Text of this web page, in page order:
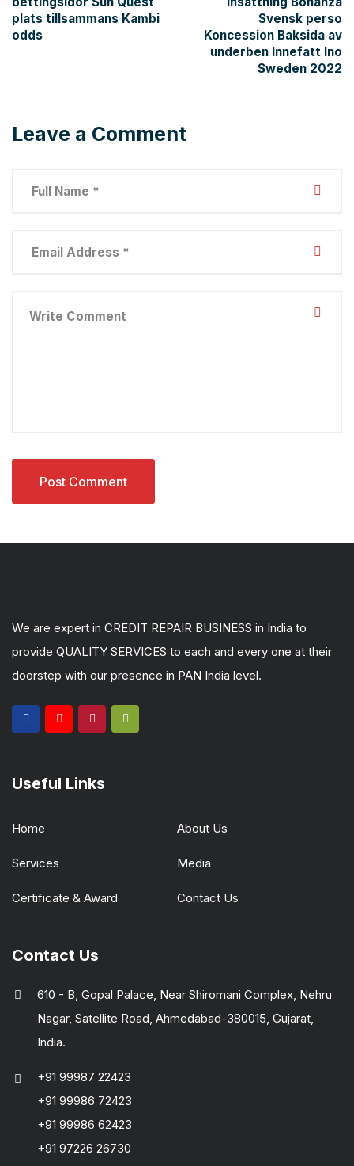
plats tillsammans Kambi
odds
Svensk perso
Koncession Baksida av
underben Innefatt Ino
Sweden 2022
Leave a Comment
We are expert in CREDIT REPAIR BUSINESS in India to
provide QUALITY SERVICES to each and every one at their
doorstep with our presence in PAN India level.
Useful Links
Home About Us
Services Media
Certificate & Award Contact Us
Contact Us
610 - B, Gopal Palace, Near Shiromani Complex, Nehru
Nagar, Satellite Road, Ahmedabad-380015, Gujarat,
India.
+91 99987 22423
+91 99986 72423
+91 99986 62423
+91 97226 26730